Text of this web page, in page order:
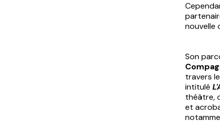
nouvelle
Son
travers
intitulé
théâtre,
et